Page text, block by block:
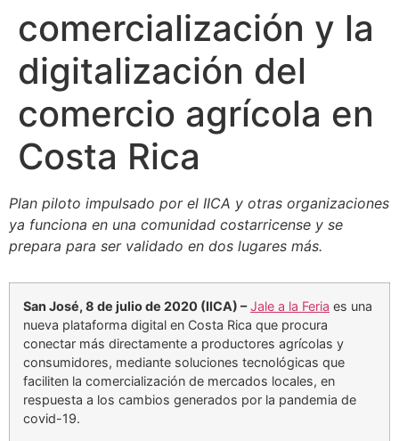
comercialización y la
digitalización del
comercio agrícola en
Costa Rica
Plan piloto impulsado por el IICA y otras organizaciones
ya funciona en una comunidad costarricense y se
prepara para ser validado en dos lugares más.
San José, 8 de julio de 2020 (IICA) – Jale a la Feria es una
nueva plataforma digital en Costa Rica que procura
conectar más directamente a productores agrícolas y
consumidores, mediante soluciones tecnológicas que
faciliten la comercialización de mercados locales, en
respuesta a los cambios generados por la pandemia de
covid-19.